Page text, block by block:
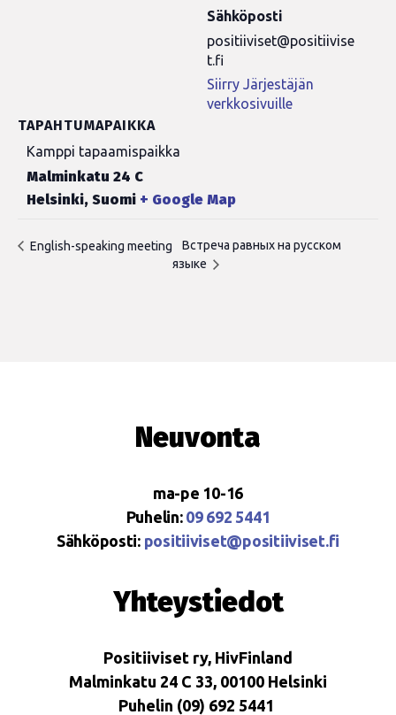
TAPAHTUMAPAIKKA
Kamppi tapaamispaikka
Malminkatu 24 C
Helsinki, Suomi + Google Map
Sähköposti
positiiviset@positiivise
t.fi
Siirry Järjestäjän
verkkosivuille
English-speaking meeting
Встреча равных на русском
языке
Neuvonta
ma-pe 10-16
Puhelin: 09 692 5441
Sähköposti: positiiviset@positiiviset.fi
Yhteystiedot
Positiiviset ry, HivFinland
Malminkatu 24 C 33, 00100 Helsinki
Puhelin (09) 692 5441